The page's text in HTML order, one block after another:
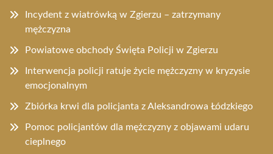
Incydent z wiatrówką w Zgierzu – zatrzymany
mężczyzna
Powiatowe obchody Święta Policji w Zgierzu
Interwencja policji ratuje życie mężczyzny w kryzysie
emocjonalnym
Zbiórka krwi dla policjanta z Aleksandrowa Łódzkiego
Pomoc policjantów dla mężczyzny z objawami udaru
cieplnego